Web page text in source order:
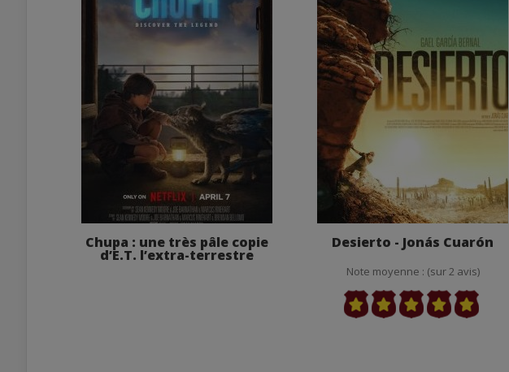
Chupa : une très pâle copie
d’E.T. l’extra-terrestre
Desierto - Jonás Cuarón
Note moyenne : (sur 2 avis)